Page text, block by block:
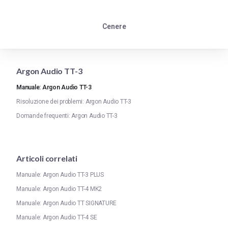
Cenere
Argon Audio TT-3
Manuale: Argon Audio TT-3
Risoluzione dei problemi: Argon Audio TT-3
Domande frequenti: Argon Audio TT-3
Articoli correlati
Manuale: Argon Audio TT-3 PLUS
Manuale: Argon Audio TT-4 MK2
Manuale: Argon Audio TT SIGNATURE
Manuale: Argon Audio TT-4 SE